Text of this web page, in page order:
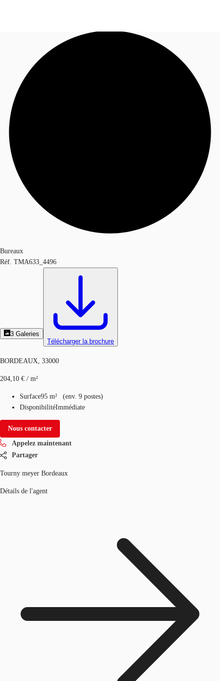
Blog
Données marchés
Appelez maintenant
Bureaux
Réf. TMA633_4496
3 Galeries
Télécharger la brochure
BORDEAUX, 33000
204,10 € / m²
Surface95 m² (env. 9 postes)
DisponibilitéImmédiate
Nous contacter
Appelez maintenant
Partager
Tourny meyer Bordeaux
Détails de l'agent